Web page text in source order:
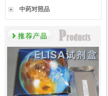
中药对照品